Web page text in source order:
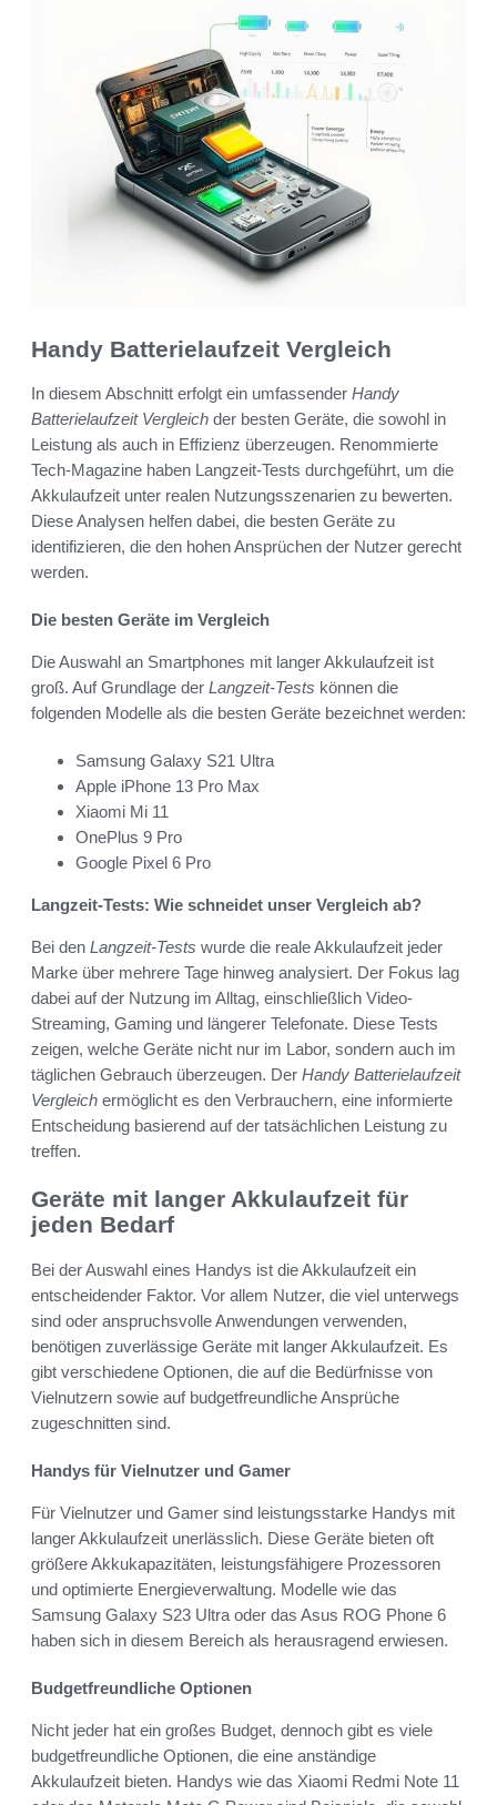
Handy Batterielaufzeit Vergleich
In diesem Abschnitt erfolgt ein umfassender Handy
Batterielaufzeit Vergleich der besten Geräte, die sowohl in
Leistung als auch in Effizienz überzeugen. Renommierte
Tech-Magazine haben Langzeit-Tests durchgeführt, um die
Akkulaufzeit unter realen Nutzungsszenarien zu bewerten.
Diese Analysen helfen dabei, die besten Geräte zu
identifizieren, die den hohen Ansprüchen der Nutzer gerecht
werden.
Die besten Geräte im Vergleich
Die Auswahl an Smartphones mit langer Akkulaufzeit ist
groß. Auf Grundlage der Langzeit-Tests können die
folgenden Modelle als die besten Geräte bezeichnet werden:
Samsung Galaxy S21 Ultra
Apple iPhone 13 Pro Max
Xiaomi Mi 11
OnePlus 9 Pro
Google Pixel 6 Pro
Langzeit-Tests: Wie schneidet unser Vergleich ab?
Bei den Langzeit-Tests wurde die reale Akkulaufzeit jeder
Marke über mehrere Tage hinweg analysiert. Der Fokus lag
dabei auf der Nutzung im Alltag, einschließlich Video-
Streaming, Gaming und längerer Telefonate. Diese Tests
zeigen, welche Geräte nicht nur im Labor, sondern auch im
täglichen Gebrauch überzeugen. Der Handy Batterielaufzeit
Vergleich ermöglicht es den Verbrauchern, eine informierte
Entscheidung basierend auf der tatsächlichen Leistung zu
treffen.
Geräte mit langer Akkulaufzeit für
jeden Bedarf
Bei der Auswahl eines Handys ist die Akkulaufzeit ein
entscheidender Faktor. Vor allem Nutzer, die viel unterwegs
sind oder anspruchsvolle Anwendungen verwenden,
benötigen zuverlässige Geräte mit langer Akkulaufzeit. Es
gibt verschiedene Optionen, die auf die Bedürfnisse von
Vielnutzern sowie auf budgetfreundliche Ansprüche
zugeschnitten sind.
Handys für Vielnutzer und Gamer
Für Vielnutzer und Gamer sind leistungsstarke Handys mit
langer Akkulaufzeit unerlässlich. Diese Geräte bieten oft
größere Akkukapazitäten, leistungsfähigere Prozessoren
und optimierte Energieverwaltung. Modelle wie das
Samsung Galaxy S23 Ultra oder das Asus ROG Phone 6
haben sich in diesem Bereich als herausragend erwiesen.
Budgetfreundliche Optionen
Nicht jeder hat ein großes Budget, dennoch gibt es viele
budgetfreundliche Optionen, die eine anständige
Akkulaufzeit bieten. Handys wie das Xiaomi Redmi Note 11